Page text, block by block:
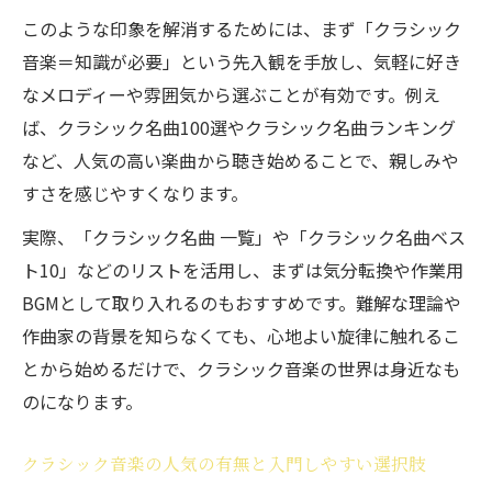
メリット
クラシック名曲ベスト10の選出基準と活用
法
クラシック音楽有名作品の特徴を押さえる
ポイント
ジャンル別に探せるクラシック音楽の世界
クラシック音楽ジャンル分けで選択肢を広
げる方法
交響曲や協奏曲などジャンル別の楽しみ方
入門
クラシック音楽ジャンルごとのおすすめの
選び方
選曲術
このような印象を解消するためには、まず「クラシック
音楽＝知識が必要」という先入観を手放し、気軽に好き
なメロディーや雰囲気から選ぶことが有効です。例え
ば、クラシック名曲100選やクラシック名曲ランキング
など、人気の高い楽曲から聴き始めることで、親しみや
すさを感じやすくなります。
実際、「クラシック名曲 一覧」や「クラシック名曲ベス
ト10」などのリストを活用し、まずは気分転換や作業用
BGMとして取り入れるのもおすすめです。難解な理論や
作曲家の背景を知らなくても、心地よい旋律に触れるこ
とから始めるだけで、クラシック音楽の世界は身近なも
のになります。
クラシック音楽の人気の有無と入門しやすい選択肢